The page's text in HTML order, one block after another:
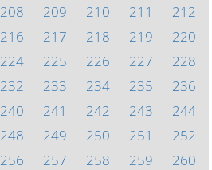
208 209 210 211
212
216 217 218 219
220
224 225 226 227
228
232 233 234 235
236
240 241 242 243
244
248 249 250 251
252
256 257 258 259
260